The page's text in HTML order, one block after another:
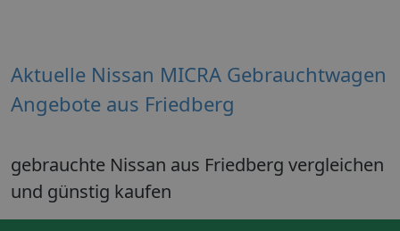
Aktuelle Nissan MICRA Gebrauchtwagen
Angebote aus Friedberg
gebrauchte Nissan aus Friedberg vergleichen
und günstig kaufen